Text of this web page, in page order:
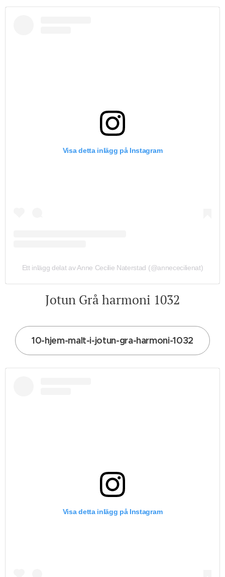
Visa detta inlägg på Instagram
Ett inlägg delat av Anne Cecilie Naterstad (@annececilienat)
Jotun Grå harmoni 1032
10-hjem-malt-i-jotun-gra-harmoni-1032
Visa detta inlägg på Instagram